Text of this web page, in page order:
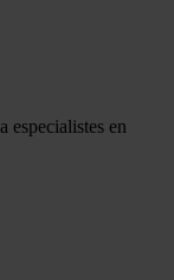
especialistes en